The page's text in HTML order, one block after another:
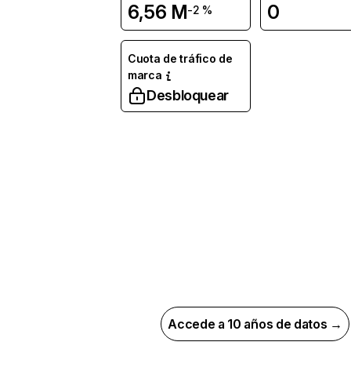
6,56 M-2 % 0
Cuota de tráfico de
marca
Desbloquear
Accede a 10 años de datos →